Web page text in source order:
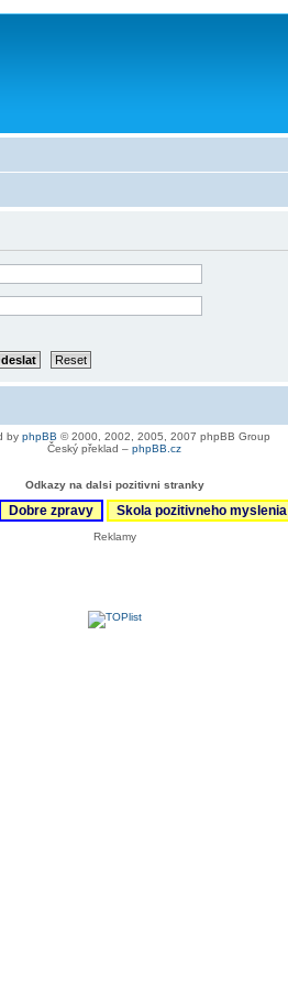
by phpBB © 2000, 2002, 2005, 2007 phpBB Group
Český překlad – phpBB.cz
Odkazy na dalsi pozitivni stranky
Dobre zpravy Skola pozitivneho myslenia
Reklamy